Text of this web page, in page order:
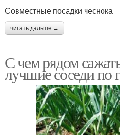
Совместные посадки чеснока
читать дальше →
С чем рядом
лучшие соседи по